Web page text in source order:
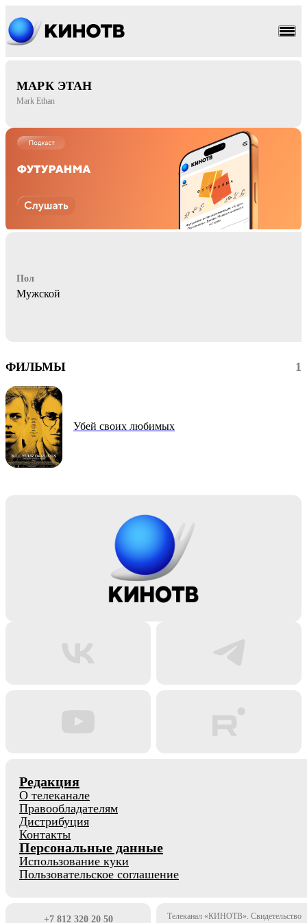
МАРК ЭТАН
Mark Ethan
Пол
Мужской
ФИЛЬМЫ 1
Убей своих любимых
Редакция
О телеканале
Правообладателям
Дистрибуция
Контакты
Персональные данные
Использование куки
Пользовательское соглашение
+7 812 320 20 50
Телеканал «КИНОТВ». Свидетельство